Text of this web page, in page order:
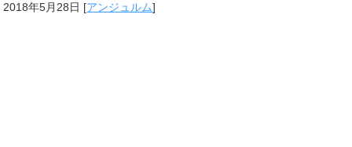
2018年5月28日 [アンジュルム]